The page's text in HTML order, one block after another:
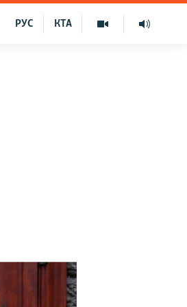
КТА
РУС